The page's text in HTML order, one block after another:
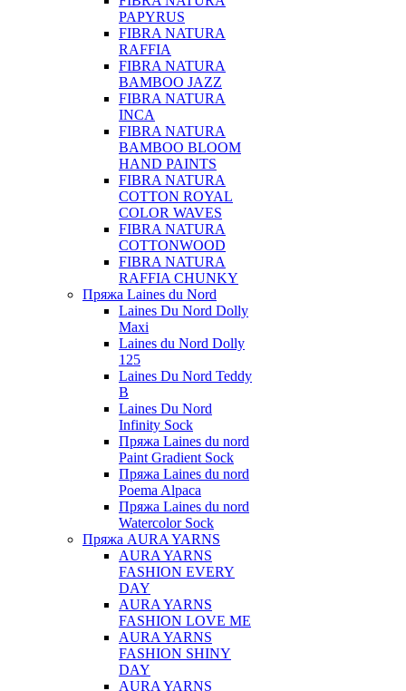
PAPYRUS
FIBRA NATURA
RAFFIA
FIBRA NATURA
BAMBOO JAZZ
FIBRA NATURA
INCA
FIBRA NATURA
BAMBOO BLOOM
HAND PAINTS
FIBRA NATURA
COTTON ROYAL
COLOR WAVES
FIBRA NATURA
COTTONWOOD
FIBRA NATURA
RAFFIA CHUNKY
Пряжа Laines du Nord
Laines Du Nord Dolly
Maxi
Laines du Nord Dolly
125
Laines Du Nord Teddy
B
Laines Du Nord
Infinity Sock
Пряжа Laines du nord
Paint Gradient Sock
Пряжа Laines du nord
Poema Alpaca
Пряжа Laines du nord
Watercolor Sock
Пряжа AURA YARNS
AURA YARNS
FASHION EVERY
DAY
AURA YARNS
FASHION LOVE ME
AURA YARNS
FASHION SHINY
DAY
AURA YARNS